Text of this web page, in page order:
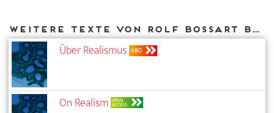
Weitere Texte von Rolf Bossart bei DIAPHANES
Über Realismus ABO
On Realism OPEN
ACCESS